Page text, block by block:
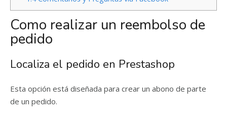
Como realizar un reembolso de
pedido
Localiza el pedido en Prestashop
Esta opción está diseñada para crear un abono de parte
de un pedido.